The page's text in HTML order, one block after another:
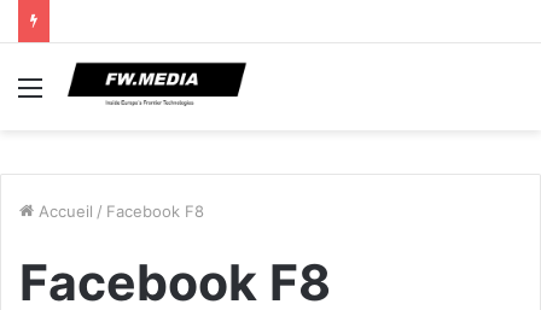
Menu
Accueil / Facebook F8
Facebook F8